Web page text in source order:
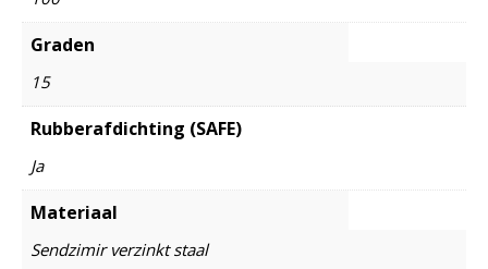
Graden
15
Rubberafdichting (SAFE)
Ja
Materiaal
Sendzimir verzinkt staal